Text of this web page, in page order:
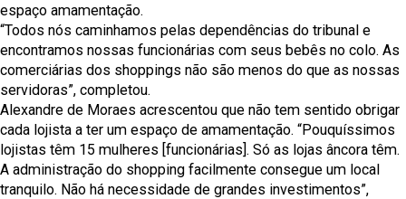
espaço amamentação.
“Todos nós caminhamos pelas dependências do tribunal e
encontramos nossas funcionárias com seus bebês no colo. As
comerciárias dos shoppings não são menos do que as nossas
servidoras”, completou.
Alexandre de Moraes acrescentou que não tem sentido obrigar
cada lojista a ter um espaço de amamentação. “Pouquíssimos
lojistas têm 15 mulheres [funcionárias]. Só as lojas âncora têm.
A administração do shopping facilmente consegue um local
tranquilo. Não há necessidade de grandes investimentos”,